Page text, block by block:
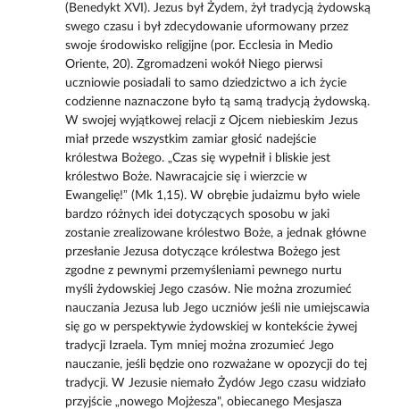
(Benedykt XVI). Jezus był Żydem, żył tradycją żydowską
swego czasu i był zdecydowanie uformowany przez
swoje środowisko religijne (por. Ecclesia in Medio
Oriente, 20). Zgromadzeni wokół Niego pierwsi
uczniowie posiadali to samo dziedzictwo a ich życie
codzienne naznaczone było tą samą tradycją żydowską.
W swojej wyjątkowej relacji z Ojcem niebieskim Jezus
miał przede wszystkim zamiar głosić nadejście
królestwa Bożego. „Czas się wypełnił i bliskie jest
królestwo Boże. Nawracajcie się i wierzcie w
Ewangelię!” (Mk 1,15). W obrębie judaizmu było wiele
bardzo różnych idei dotyczących sposobu w jaki
zostanie zrealizowane królestwo Boże, a jednak główne
przesłanie Jezusa dotyczące królestwa Bożego jest
zgodne z pewnymi przemyśleniami pewnego nurtu
myśli żydowskiej Jego czasów. Nie można zrozumieć
nauczania Jezusa lub Jego uczniów jeśli nie umiejscawia
się go w perspektywie żydowskiej w kontekście żywej
tradycji Izraela. Tym mniej można zrozumieć Jego
nauczanie, jeśli będzie ono rozważane w opozycji do tej
tradycji. W Jezusie niemało Żydów Jego czasu widziało
przyjście „nowego Mojżesza", obiecanego Mesjasza